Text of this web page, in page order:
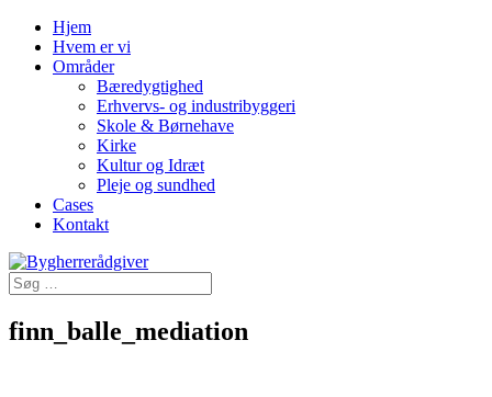
Hjem
Hvem er vi
Områder
Bæredygtighed
Erhvervs- og industribyggeri
Skole & Børnehave
Kirke
Kultur og Idræt
Pleje og sundhed
Cases
Kontakt
finn_balle_mediation